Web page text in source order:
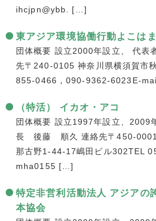
ihcjpn@ybb. […]
東アジア環境協働行動よこはま
団体概要 設立2000年設立、 代
先〒240-0105 神奈川県横須賀市
855-0466，090-9362-6023E-
（特活） イカオ・アコ
団体概要 設立1997年設立、2009
長 後藤 順久 連絡先〒450-0001
那古野1-44-17嶋田ビル302TEL
mha0155 […]
特定非営利活動法人 アジアの
本協会